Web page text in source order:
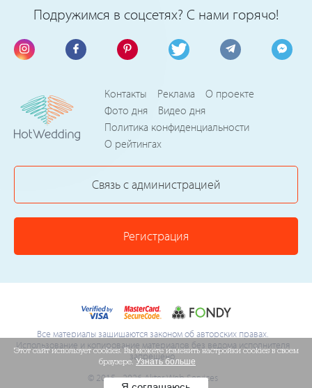
Подружимся в соцсетях? С нами горячо!
Контакты Реклама
О проекте
Фото дня
Видео дня
Политика конфиденциальности
О рейтингах
Связь с администрацией
Регистрация
Все материалы защищаются законом об авторских правах.
Использование и копирование материалов без ведома исполнителя
запрещено.
© 2015 - 2026 Akter Web Services
Этот сайт использует cookies. Вы можете изменить настройки cookies в своем
браузере.Узнать больше